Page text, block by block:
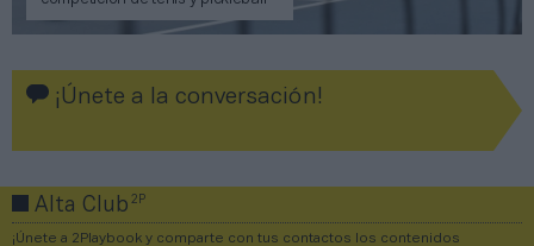
¡Únete a la conversación!
Alta Club2P
¡Únete a 2Playbook y comparte con tus contactos los contenidos